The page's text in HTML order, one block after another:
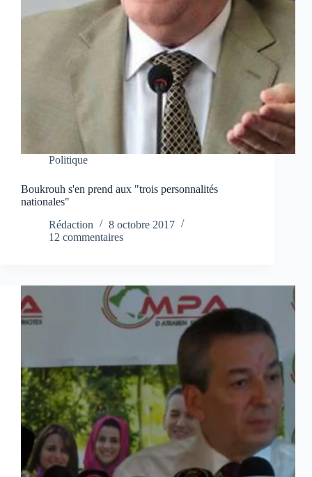
Politique
Boukrouh s'en prend aux "trois personnalités
nationales"
Rédaction
8 octobre 2017
12 commentaires